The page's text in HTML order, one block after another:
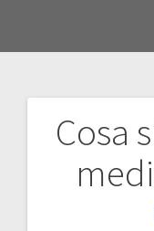
Cosa
articoli